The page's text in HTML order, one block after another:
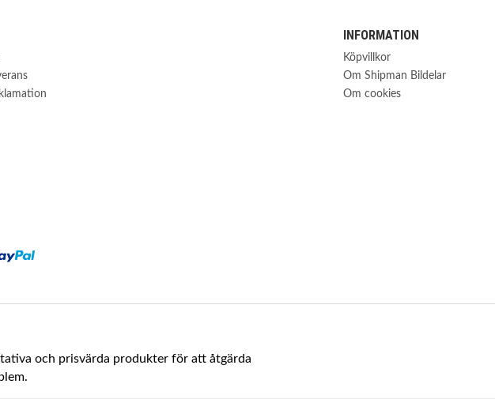
INFORMATION
Köpvillkor
Om Shipman Bildelar
Om cookies
och prisvärda produkter för att åtgärda